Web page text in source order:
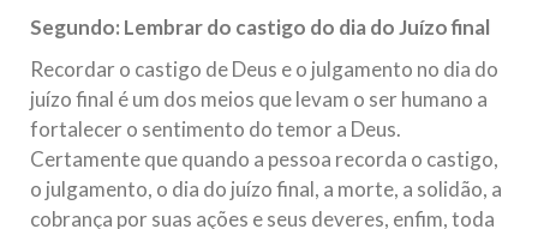
Segundo: Lembrar do castigo do dia do Juízo final
Recordar o castigo de Deus e o julgamento no dia do
juízo final é um dos meios que levam o ser humano a
fortalecer o sentimento do temor a Deus.
Certamente que quando a pessoa recorda o castigo,
o julgamento, o dia do juízo final, a morte, a solidão, a
cobrança por suas ações e seus deveres, enfim, toda